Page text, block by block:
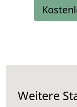
Weitere